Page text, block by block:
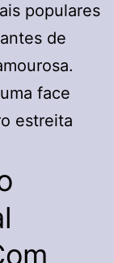
populares
de
face
estreita